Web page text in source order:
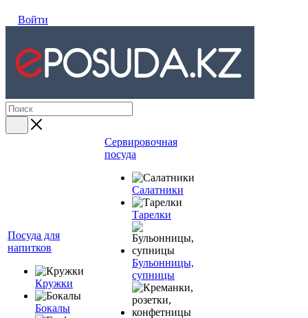
Войти
Посуда для
напитков
Кружки
Бокалы
Сервировочная
посуда
Салатники
Тарелки
Бульонницы,
супницы